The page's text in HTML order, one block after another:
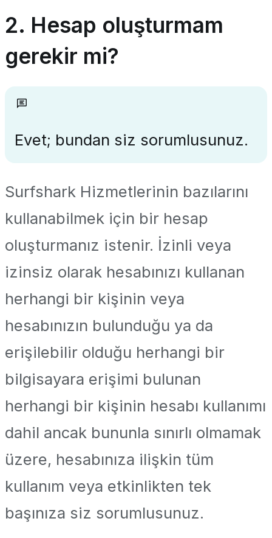
2. Hesap oluşturmam
gerekir mi?
Evet; bundan siz sorumlusunuz.
Surfshark Hizmetlerinin bazılarını
kullanabilmek için bir hesap
oluşturmanız istenir. İzinli veya
izinsiz olarak hesabınızı kullanan
herhangi bir kişinin veya
hesabınızın bulunduğu ya da
erişilebilir olduğu herhangi bir
bilgisayara erişimi bulunan
herhangi bir kişinin hesabı kullanımı
dahil ancak bununla sınırlı olmamak
üzere, hesabınıza ilişkin tüm
kullanım veya etkinlikten tek
başınıza siz sorumlusunuz.